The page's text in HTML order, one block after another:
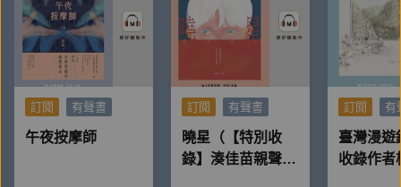
訂閱 有聲書
午夜按摩師
訂閱 有聲書
曉星（【特別收
錄】湊佳苗親聲朗
訂閱 有
臺灣漫遊
收錄作者